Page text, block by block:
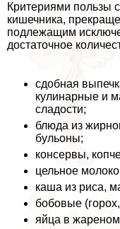
Критериями пользы
кишечника,
подлежащим
достаточное
сдобная
кулинарные и
сладости;
блюда из
бульоны;
консервы,
цельное
каша из риса,
бобовые
яйца в